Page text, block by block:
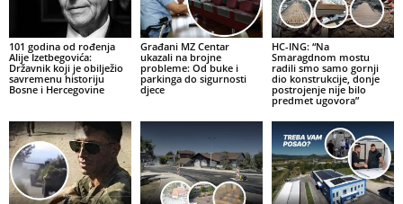
101 godina od rođenja
Alije Izetbegovića:
Državnik koji je obilježio
savremenu historiju
Bosne i Hercegovine
Građani MZ Centar
ukazali na brojne
probleme: Od buke i
parkinga do sigurnosti
djece
HC-ING: “Na
Smaragdnom mostu
radili smo samo gornji
dio konstrukcije, donje
postrojenje nije bilo
predmet ugovora”